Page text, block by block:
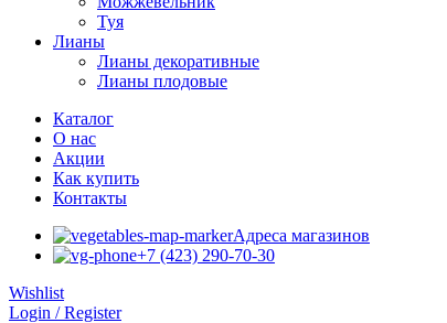
Туя
Лианы
Лианы декоративные
Лианы плодовые
Каталог
О нас
Акции
Как купить
Контакты
Адреса магазинов
+7 (423) 290-70-30
Wishlist
Login / Register